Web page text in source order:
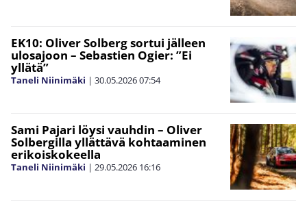
EK10: Oliver Solberg sortui jälleen
ulosajoon – Sebastien Ogier: ”Ei
yllätä”
Taneli Niinimäki | 30.05.202607:54
Sami Pajari löysi vauhdin – Oliver
Solbergilla yllättävä kohtaaminen
erikoiskokeella
Taneli Niinimäki | 29.05.2026 16:16